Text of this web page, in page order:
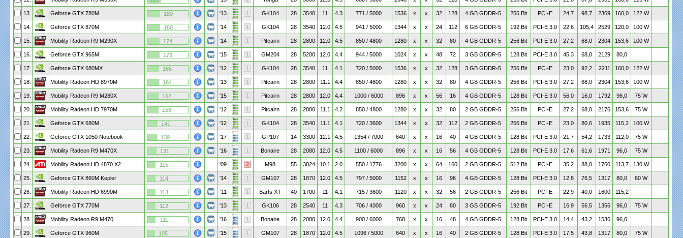
13. Geforce GTX 780M 180 '13 1 GK104 28 3540 11 4.3 771 / 5000 1536 x x 32 128 4 GB GDDR-5 256 Bit PCI-E 24,7 98,7 2369 160,0 122 W
14. Geforce GTX 870M 180 '14 1 GK104 28 3540 12.0 4.5 941 / 5000 1344 x x 24 112 6 GB GDDR-5 192 Bit PCI-E 3.0 22,6 105,4 2529 120,0 100 W
15. Mobility Radeon R9 M290X 174 '14 1 Pitcairn 28 2800 12.0 4.5 850 / 4800 1280 x x 32 80 4 GB GDDR-5 256 Bit PCI-E 3.0 27,2 68,0 2304 153,6 100 W
16. Geforce GTX 965M 173 '15 1 GM204 28 5200 12.0 4.4 944 / 5000 1024 x x 48 72 3 GB GDDR-5 128 Bit PCI-E 3.0 45,3 68,0 2129 80,0
17. Geforce GTX 680MX 165 '12 1 GK104 28 3540 11 4.1 720 / 5000 1536 x x 32 128 3 GB GDDR-5 256 Bit PCI-E 23,0 92,2 2211 160,0 122 W
18. Mobility Radeon HD 8970M 164 '13 1 Pitcairn 28 2800 11.1 4.4 850 / 4800 1280 x x 32 80 4 GB GDDR-5 256 Bit PCI-E 3.0 27,2 68,0 2304 153,6 100 W
19. Mobility Radeon R9 M280X 162 '15 1 Pitcairn 28 2800 12.0 4.4 1000 / 6000 896 x x 56 16 4 GB GDDR-5 128 Bit PCI-E 3.0 56,0 16,0 1792 96,0 75 W
20. Mobility Radeon HD 7970M 156 '12 1 Pitcairn 28 2800 11.1 4.2 850 / 4800 1280 x x 32 80 2 GB GDDR-5 256 Bit PCI-E 27,2 68,0 2176 153,6 75 W
21. Geforce GTX 680M 141 '12 1 GK104 28 3540 11.1 4.1 720 / 3600 1344 x x 32 112 2 GB GDDR-5 256 Bit PCI-E 23,0 80,6 1935 115,2 100 W
22. Geforce GTX 1050 Notebook 139 '17 1 GP107 14 3300 12.1 4.5 1354 / 7000 640 x x 16 40 4 GB GDDR-5 128 Bit PCI-E 3.0 21,7 54,2 1733 112,0 75 W
23. Mobility Radeon R9 M470X 131 '16 1 Bonaire 28 2080 12.0 4.5 1100 / 6000 896 x x 16 56 4 GB GDDR-5 128 Bit PCI-E 3.0 17,6 61,6 1971 96,0 75 W
24. Mobility Radeon HD 4870 X2 115 '09 2 M98 55 3824 10.1 2.0 550 / 1776 3200 x x 64 160 2 GB GDDR-5 512 Bit PCI-E 35,2 88,0 1760 113,7 130 W
25. Geforce GTX 860M Kepler 114 '14 1 GM107 28 1870 12.0 4.5 797 / 5000 1152 x x 16 96 4 GB GDDR-5 128 Bit PCI-E 3.0 12,8 76,5 1317 80,0 60 W
26. Mobility Radeon HD 6990M 113 '11 1 Barts XT 40 1700 11 4.1 715 / 3600 1120 x x 32 56 2 GB GDDR-5 256 Bit PCI-E 22,9 40,0 1600 115,2
27. Geforce GTX 770M 112 '13 1 GK106 28 2540 11 4.3 706 / 4000 960 x x 24 80 3 GB GDDR-5 192 Bit PCI-E 16,9 56,5 1356 96,0 75 W
28. Mobility Radeon R9 M470 111 '16 1 Bonaire 28 2080 12.0 4.4 900 / 6000 768 x x 16 48 4 GB GDDR-5 128 Bit PCI-E 3.0 14,4 43,2 1536 96,0
29. Geforce GTX 960M 105 '15 1 GM107 28 1870 12.0 4.5 1096 / 5000 640 x x 16 40 2 GB GDDR-5 128 Bit PCI-E 3.0 17,5 43,8 1317 80,0 75 W